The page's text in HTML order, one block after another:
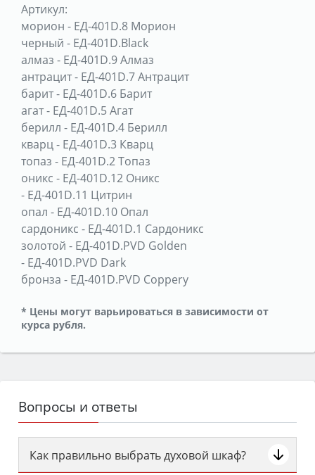
Артикул:
морион - ЕД-401D.8 Морион
черный - ЕД-401D.Black
алмаз - ЕД-401D.9 Алмаз
антрацит- ЕД-401D.7 Антрацит
барит- ЕД-401D.6 Барит
агат- ЕД-401D.5 Агат
берилл - ЕД-401D.4 Берилл
кварц- ЕД-401D.3 Кварц
топаз - ЕД-401D.2 Топаз
оникс - ЕД-401D.12 Оникс
- ЕД-401D.11 Цитрин
опал - ЕД-401D.10 Опал
сардоникс - ЕД-401D.1 Сардоникс
золотой - ЕД-401D.PVD Golden
- ЕД-401D.PVD Dark
бронза - ЕД-401D.PVD Coppery
* Цены могут варьироваться в зависимости от
курса рубля.
Вопросы и ответы
Как правильно выбрать духовой шкаф?